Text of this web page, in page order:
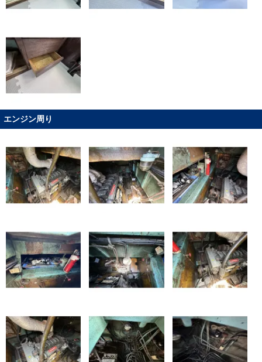
エンジン周り